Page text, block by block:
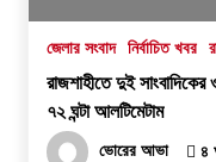
জেলার সংবাদ নির্বাচিত খবর
রাজশাহীতে দুই
৭২ ঘন্টা আলটিমেটাম
ভোরের আভা ৪